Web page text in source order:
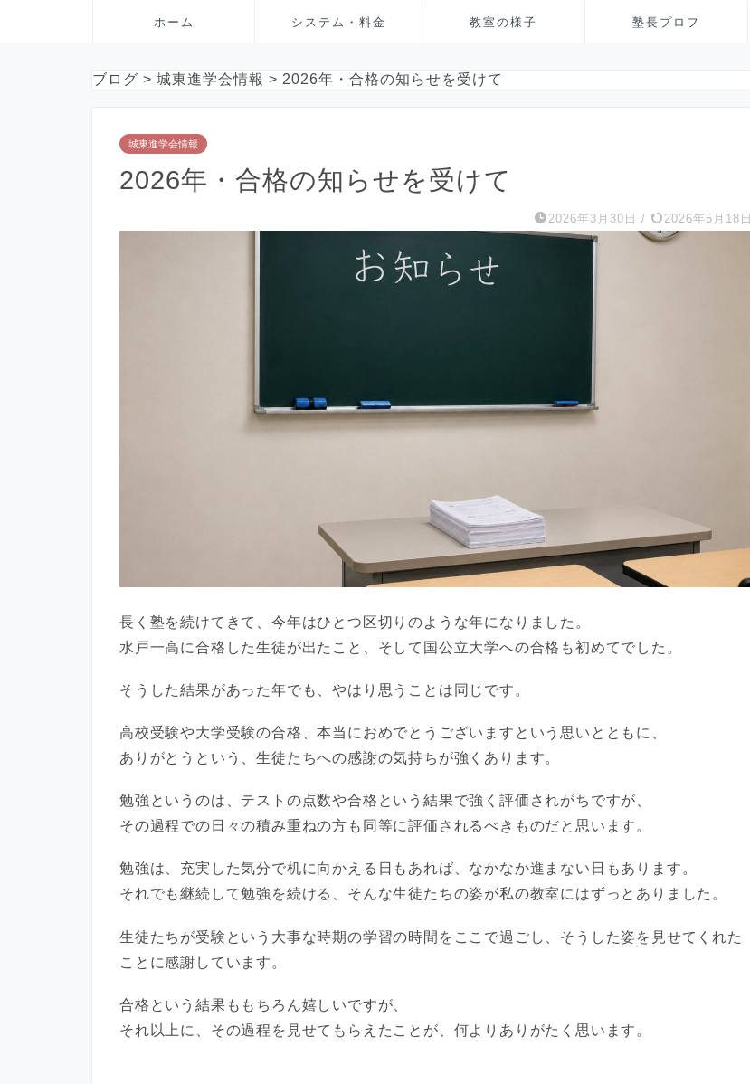
ホーム システム・料金 教室の様子 塾長プロフ
ブログ > 城東進学会情報 > 2026年・合格の知らせを受けて
城東進学会情報
2026年・合格の知らせを受けて
2026年3月30日 / 2026年5月18日
長く塾を続けてきて、今年はひとつ区切りのような年になりました。
水戸一高に合格した生徒が出たこと、そして国公立大学への合格も初めてでした。
そうした結果があった年でも、やはり思うことは同じです。
高校受験や大学受験の合格、本当におめでとうございますという思いとともに、
ありがとうという、生徒たちへの感謝の気持ちが強くあります。
勉強というのは、テストの点数や合格という結果で強く評価されがちですが、
その過程での日々の積み重ねの方も同等に評価されるべきものだと思います。
勉強は、充実した気分で机に向かえる日もあれば、なかなか進まない日もあります。
それでも継続して勉強を続ける、そんな生徒たちの姿が私の教室にはずっとありました。
生徒たちが受験という大事な時期の学習の時間をここで過ごし、そうした姿を見せてくれた
ことに感謝しています。
合格という結果ももちろん嬉しいですが、
それ以上に、その過程を見せてもらえたことが、何よりありがたく思います。